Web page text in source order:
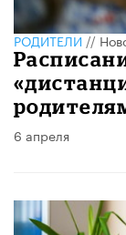
РОДИТЕЛИ//
6 апреля